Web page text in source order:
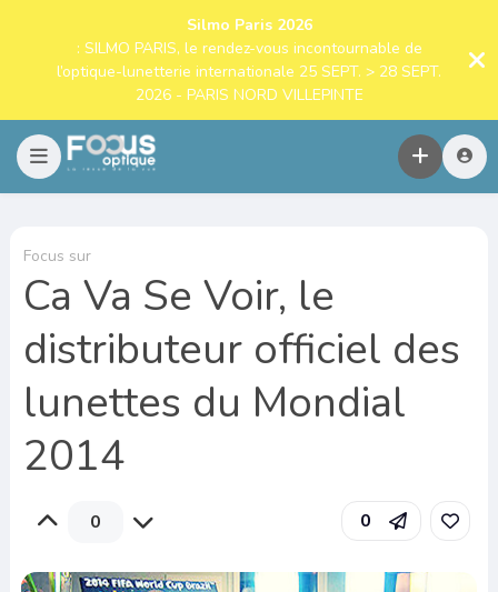
Silmo Paris 2026
: SILMO PARIS, le rendez-vous incontournable de
l’optique-lunetterie internationale 25 SEPT. > 28 SEPT.
2026 - PARIS NORD VILLEPINTE
Focus sur
Ca Va Se Voir, le
distributeur officiel des
lunettes du Mondial
2014
0 0